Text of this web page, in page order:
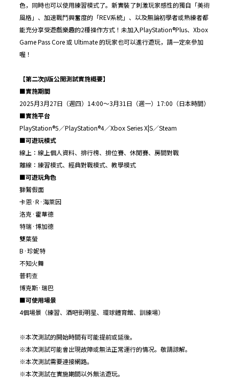
色，同時也可以使用練習模式了。新實裝了刺激玩家感性的獨自「美術
風格」、加速戰鬥興奮度的「REV系統」、以及無論初學者或熟練者都
能充分享受遊戲樂趣的2種操作方式！未加入PlayStation®Plus、Xbox
Game Pass Core 或 Ultimate 的玩家也可以進行遊玩，請一定來參加
喔！
【第二次β版公開測試實施概要】
■實施期間
2025月3月27日（週四）14:00～3月31日（週一）17:00（日本時間）
■實施平台
PlayStation®5／PlayStation®4／Xbox Series X|S／Steam
■可遊玩模式
線上：線上個人資料、排行榜、排位賽、休閒賽、房間對戰
離線：練習模式、經典對戰模式、教學模式
■可遊玩角色
獅鷲假面
卡恩·R·海萊因
洛克·霍華德
特瑞·博加德
雙葉螢
B·珍妮特
不知火舞
普莉查
博克斯·瑞巴
■可使用場景
4個場景（練習、酒吧街明星、環球體育館、訓練場）
※本次測試的開始時間有可能提前或延後。
※本次測試可能會出現故障或無法正常運行的情况。敬請諒解。
※本次測試需要連接網路。
※本次測試在實施期間以外無法遊玩。